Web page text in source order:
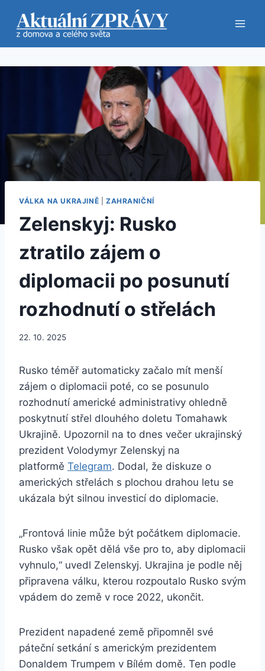
obsah
VÁLKA NA UKRAJINĚ ZAHRANIČNÍ
Zelenskyj: Rusko
ztratilo zájem o
diplomacii po posunutí
rozhodnutí o střelách
22. 10. 2025
Rusko téměř automaticky začalo mít menší
zájem o diplomacii poté, co se posunulo
rozhodnutí americké administrativy ohledně
poskytnutí střel dlouhého doletu Tomahawk
Ukrajině. Upozornil na to dnes večer ukrajinský
prezident Volodymyr Zelenskyj na
platformě Telegram. Dodal, že diskuze o
amerických střelách s plochou drahou letu se
ukázala být silnou investicí do diplomacie.
„Frontová linie může být počátkem diplomacie.
Rusko však opět dělá vše pro to, aby diplomacii
vyhnulo,“ uvedl Zelenskyj. Ukrajina je podle něj
připravena válku, kterou rozpoutalo Rusko svým
vpádem do země v roce 2022, ukončit.
Prezident napadené země připomněl své
páteční setkání s americkým prezidentem
Donaldem Trumpem v Bílém domě. Ten podle